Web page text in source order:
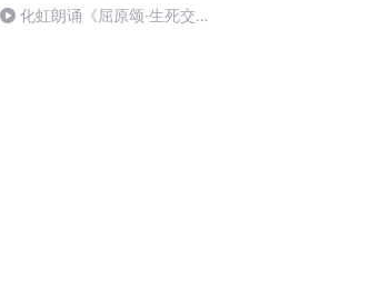
化虹朗诵《屈原颂·生死交